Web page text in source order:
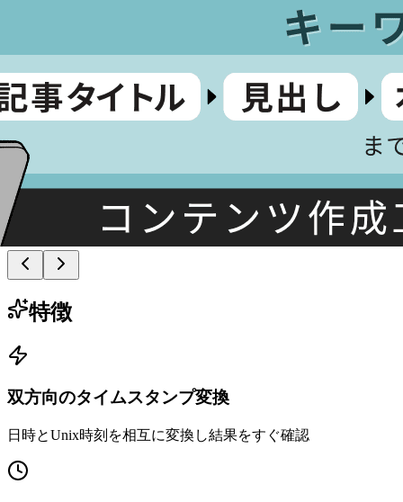
特徴
双方向のタイムスタンプ変換
日時とUnix時刻を相互に変換し結果をすぐ確認